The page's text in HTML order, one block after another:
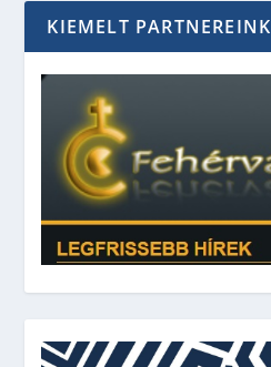
KIEMELT PARTNEREINK